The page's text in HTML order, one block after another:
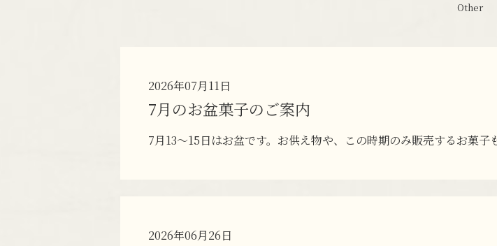
Other
2026年07月11日
7月のお盆菓子のご案内
7月13～15日はお盆です。お供え物や、この時期のみ販売するお菓子
2026年06月26日